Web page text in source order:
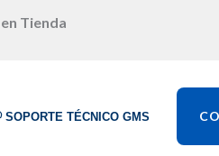
Tienda
SOPORTE TÉCNICO GMS